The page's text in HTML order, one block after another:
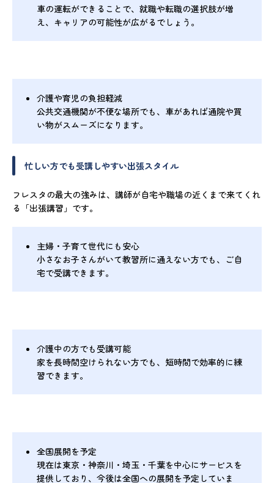
車の運転ができることで、就職や転職の選択肢が増
え、キャリアの可能性が広がるでしょう。
介護や育児の負担軽減
公共交通機関が不便な場所でも、車があれば通院や買
い物がスムーズになります。
忙しい方でも受講しやすい出張スタイル
フレスタの最大の強みは、講師が自宅や職場の近くまで来てくれ
る「出張講習」です。
主婦・子育て世代にも安心
小さなお子さんがいて教習所に通えない方でも、ご自
宅で受講できます。
介護中の方でも受講可能
家を長時間空けられない方でも、短時間で効率的に練
習できます。
全国展開を予定
現在は東京・神奈川・埼玉・千葉を中心にサービスを
提供しており、今後は全国への展開を予定していま